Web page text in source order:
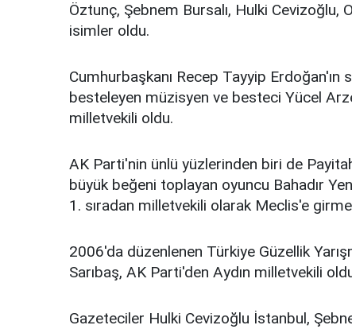
Öztunç, Şebnem Bursalı, Hulki
isimler oldu.
Cumhurbaşkanı Recep Tayyip Erdoğan'ın
besteleyen müzisyen ve besteci Yücel
milletvekili oldu.
AK Parti'nin ünlü yüzlerinden biri de
büyük beğeni toplayan oyuncu Bahadır
1. sıradan milletvekili olarak Meclis'e
2006'da düzenlenen Türkiye Güzellik
Sarıbaş, AK Parti'den Aydın milletvekili
Gazeteciler Hulki Cevizoğlu İstanbul,